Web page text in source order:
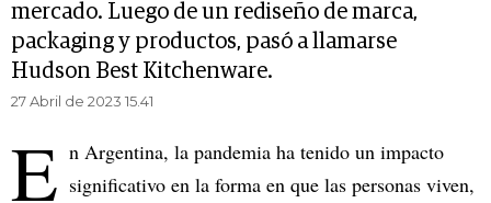
mercado. Luego de un rediseño de marca,
packaging y productos, pasó a llamarse
Hudson Best Kitchenware.
27 Abril de 2023 15.41
E n Argentina, la pandemia ha tenido un impacto
significativo en la forma en que las personas viven,